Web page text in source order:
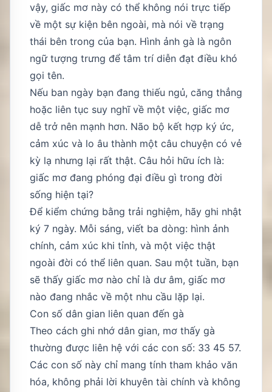
vậy, giấc mơ này có thể không nói trực tiếp
về một sự kiện bên ngoài, mà nói về trạng
thái bên trong của bạn. Hình ảnh gà là ngôn
ngữ tượng trưng để tâm trí diễn đạt điều khó
gọi tên.
Nếu ban ngày bạn đang thiếu ngủ, căng thẳng
hoặc liên tục suy nghĩ về một việc, giấc mơ
dễ trở nên mạnh hơn. Não bộ kết hợp ký ức,
cảm xúc và lo âu thành một câu chuyện có vẻ
kỳ lạ nhưng lại rất thật. Câu hỏi hữu ích là:
giấc mơ đang phóng đại điều gì trong đời
sống hiện tại?
Để kiểm chứng bằng trải nghiệm, hãy ghi nhật
ký 7 ngày. Mỗi sáng, viết ba dòng: hình ảnh
chính, cảm xúc khi tỉnh, và một việc thật
ngoài đời có thể liên quan. Sau một tuần, bạn
sẽ thấy giấc mơ nào chỉ là dư âm, giấc mơ
nào đang nhắc về một nhu cầu lặp lại.
Con số dân gian liên quan đến gà
Theo cách ghi nhớ dân gian, mơ thấy gà
thường được liên hệ với các con số: 33 45 57.
Các con số này chỉ mang tính tham khảo văn
hóa, không phải lời khuyên tài chính và không